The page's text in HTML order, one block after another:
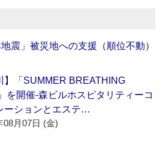
震」被災地への支援（順位不動）
】「SUMMER BREATHING
を開催‐森ビルホスピタリティーコ
ーションとエステ…
08月07日 (金)